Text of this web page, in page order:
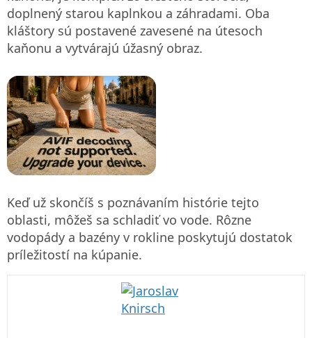
doplnený starou kaplnkou a záhradami. Oba
kláštory sú postavené zavesené na útesoch
kaňonu a vytvárajú úžasný obraz.
Keď už skončíš s poznávaním histórie tejto
oblasti, môžeš sa schladiť vo vode. Rôzne
vodopády a bazény v rokline poskytujú dostatok
príležitostí na kúpanie.